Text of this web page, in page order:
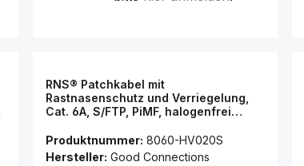
RNS® Patchkabel mit
Rastnasenschutz und Verriegelung,
Cat. 6A, S/FTP, PiMF, halogenfrei
Connections®
Produktnummer: 8060-HV020S
Hersteller: Good Connections